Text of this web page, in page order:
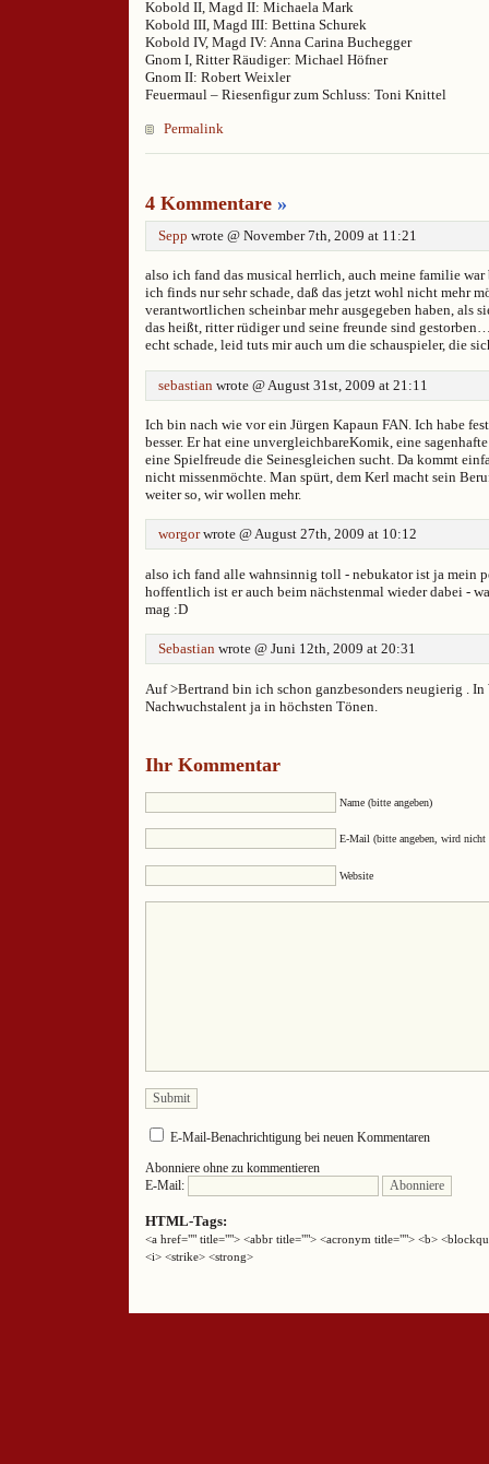
Kobold II, Magd II: Michaela Mark
Kobold III, Magd III: Bettina Schurek
Kobold IV, Magd IV: Anna Carina Buchegger
Gnom I, Ritter Räudiger: Michael Höfner
Gnom II: Robert Weixler
Feuermaul – Riesenfigur zum Schluss: Toni Knittel
Permalink
4 Kommentare »
Sepp wrote @ November 7th, 2009 at 11:21
also ich fand das musical herrlich, auch meine familie war
ich finds nur sehr schade, daß das jetzt wohl nicht mehr
verantwortlichen scheinbar mehr ausgegeben haben, als
das heißt, ritter rüdiger und seine freunde sind
echt schade, leid tuts mir auch um die schauspieler, die
sebastian wrote @ August 31st, 2009 at 21:11
Ich bin nach wie vor ein Jürgen Kapaun FAN. Ich habe
besser. Er hat eine unvergleichbareKomik, eine
eine Spielfreude die Seinesgleichen sucht. Da kommt
nicht missenmöchte. Man spürt, dem Kerl macht sein
weiter so, wir wollen mehr.
worgorwrote @ August 27th, 2009 at 10:12
also ich fand alle wahnsinnig toll - nebukator ist ja mein
hoffentlich ist er auch beim nächstenmal wieder dabei -
mag :D
Sebastian wrote @ Juni 12th, 2009 at 20:31
Auf >Bertrand bin ich schon ganzbesonders neugierig . In
Nachwuchstalent ja in höchsten Tönen.
Ihr Kommentar
Name (bitte angeben)
E-Mail (bitte angeben, wird nicht
Website
E-Mail-Benachrichtigung bei neuen Kommentaren
Abonniere ohne zu kommentieren
E-Mail:
HTML-Tags:
<a href="" title=""> <abbr title=""> <acronym title=""> <b>
<i> <strike> <strong>